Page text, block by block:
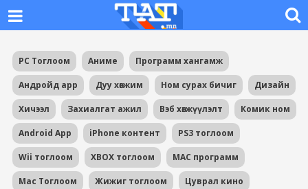
PC Тоглоом Аниме Программ хангамж
Андройд app Дуу хөгжим Ном сурах бичиг Дизайн
Хичээл Захиалгат ажил Вэб хөгжүүлэлт Комик ном
Android App iPhone контент PS3 тоглоом
Wii тоглоом XBOX тоглоом MAC программ
Mac Тоглоом Жижиг тоглоом Цуврал кино